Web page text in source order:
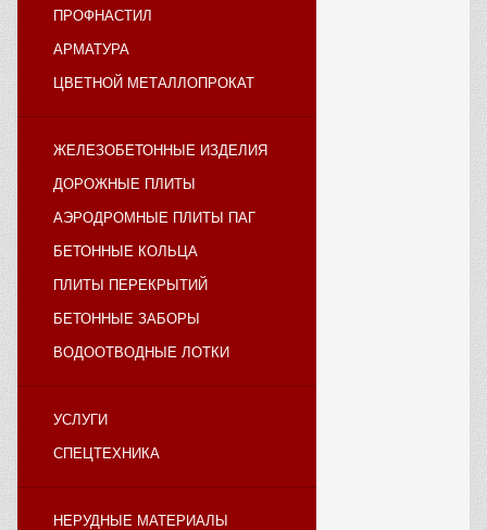
ПРОФНАСТИЛ
АРМАТУРА
ЦВЕТНОЙ МЕТАЛЛОПРОКАТ
ЖЕЛЕЗОБЕТОННЫЕ ИЗДЕЛИЯ
ДОРОЖНЫЕ ПЛИТЫ
АЭРОДРОМНЫЕ ПЛИТЫ ПАГ
БЕТОННЫЕ КОЛЬЦА
ПЛИТЫ ПЕРЕКРЫТИЙ
БЕТОННЫЕ ЗАБОРЫ
ВОДООТВОДНЫЕ ЛОТКИ
УСЛУГИ
СПЕЦТЕХНИКА
НЕРУДНЫЕ МАТЕРИАЛЫ